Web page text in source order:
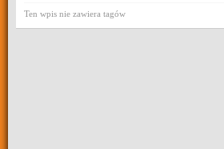
Ten wpis nie zawiera tagów